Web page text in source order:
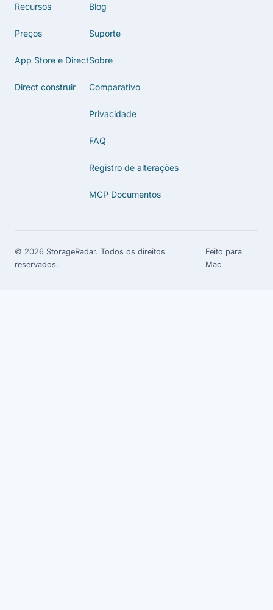
Recursos
Preços
App Store e Direct
Direct construir
Blog
Suporte
Sobre
Comparativo
Privacidade
FAQ
Registro de alterações
MCP Documentos
© 2026 StorageRadar. Todos os direitos
reservados.
Feito para
Mac